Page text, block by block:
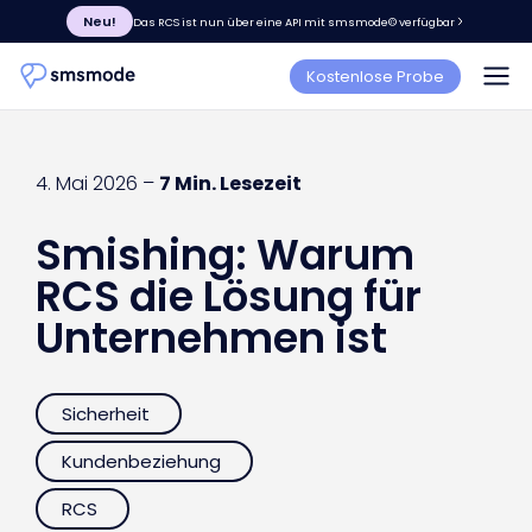
Neu! Das RCS ist nun über eine API mit smsmode© verfügbar
Kostenlose Probe
4. Mai 2026 – 7 Min. Lesezeit
Smishing: Warum
RCS die Lösung für
Unternehmen ist
Sicherheit
Kundenbeziehung
RCS